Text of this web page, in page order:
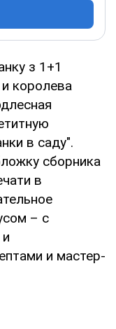
з 1+1
королева
в саду".
сборника
в
– с
и мастер-